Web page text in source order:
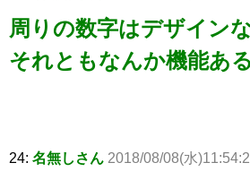
周りの数字はデザイン
それともなんか機能あ
24: 名無しさん 2018/08/08(水